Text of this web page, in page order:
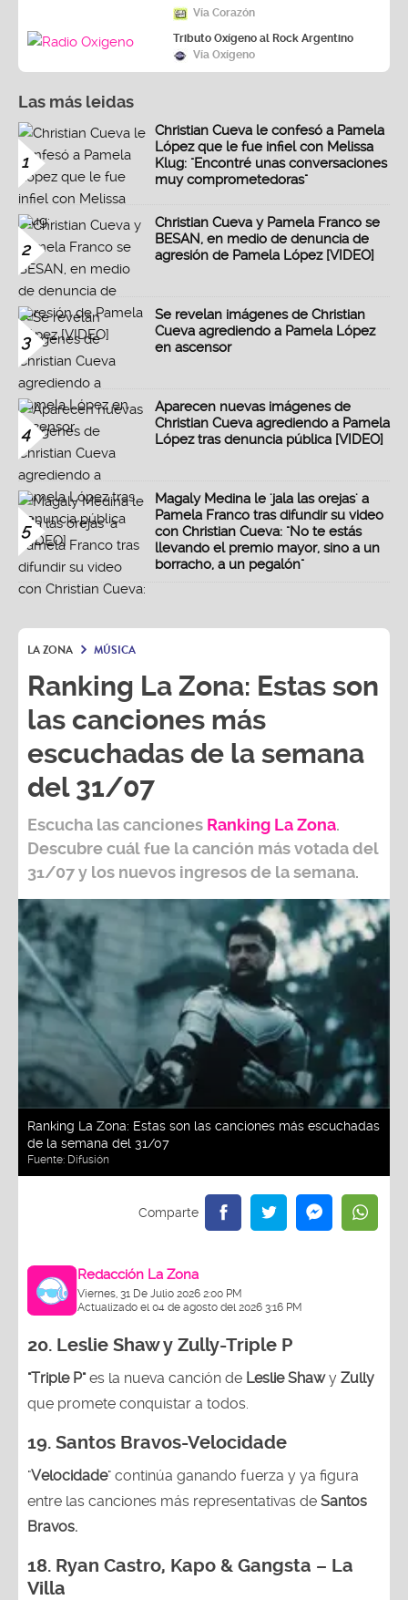
Vía Corazón
Tributo Oxígeno al Rock Argentino
Vía Oxígeno
Las más leidas
1
Christian Cueva le confesó a Pamela
López que le fue infiel con Melissa
Klug: "Encontré unas conversaciones
muy comprometedoras"
2
Christian Cueva y Pamela Franco se
BESAN, en medio de denuncia de
agresión de Pamela López [VIDEO]
3
Se revelan imágenes de Christian
Cueva agrediendo a Pamela López
en ascensor
4
Aparecen nuevas imágenes de
Christian Cueva agrediendo a Pamela
López tras denuncia pública [VIDEO]
5
Magaly Medina le 'jala las orejas' a
Pamela Franco tras difundir su video
con Christian Cueva: "No te estás
llevando el premio mayor, sino a un
borracho, a un pegalón"
LA ZONA MÚSICA
Ranking La Zona: Estas son
las canciones más
escuchadas de la semana
del 31/07
Escucha las canciones Ranking La Zona.
Descubre cuál fue la canción más votada del
31/07y los nuevos ingresos de la semana.
Ranking La Zona: Estas son las canciones más escuchadas
de la semana del 31/07
Fuente: Difusión
Redacción La Zona
Viernes, 31 De Julio 2026 2:00 PM
Actualizado el 04 de agosto del 2026 3:16 PM
20. Leslie Shaw y Zully-Triple P
"Triple P"es la nueva canción de Leslie Shawy Zully
que promete conquistar a todos.
19. Santos Bravos-Velocidade
"Velocidade" continúa ganando fuerza y ya figura
entre las canciones más representativas de Santos
Bravos.
18. Ryan Castro, Kapo & Gangsta – La
Villa